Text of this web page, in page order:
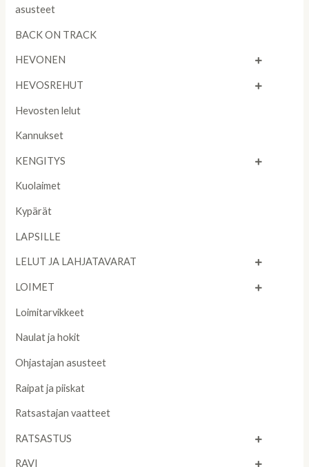
asusteet
BACK ON TRACK
HEVONEN
HEVOSREHUT
Hevosten lelut
Kannukset
KENGITYS
Kuolaimet
Kypärät
LAPSILLE
LELUT JA LAHJATAVARAT
LOIMET
Loimitarvikkeet
Naulat ja hokit
Ohjastajan asusteet
Raipat ja piiskat
Ratsastajan vaatteet
RATSASTUS
RAVI